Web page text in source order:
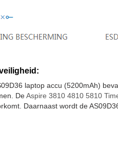
laptop accu (5200mAh)
DeAspire 3810 4810 5810
Daarnaast wordt de